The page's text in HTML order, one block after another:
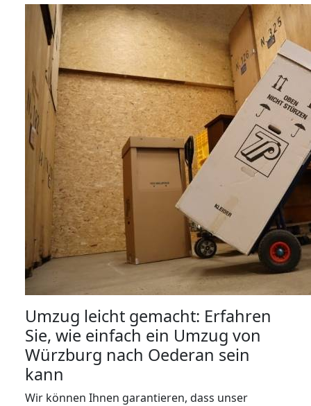
Umzug leicht gemacht: Erfahren
Sie, wie einfach ein Umzug von
Würzburg nach Oederan sein
kann
Wir können Ihnen garantieren, dass unser